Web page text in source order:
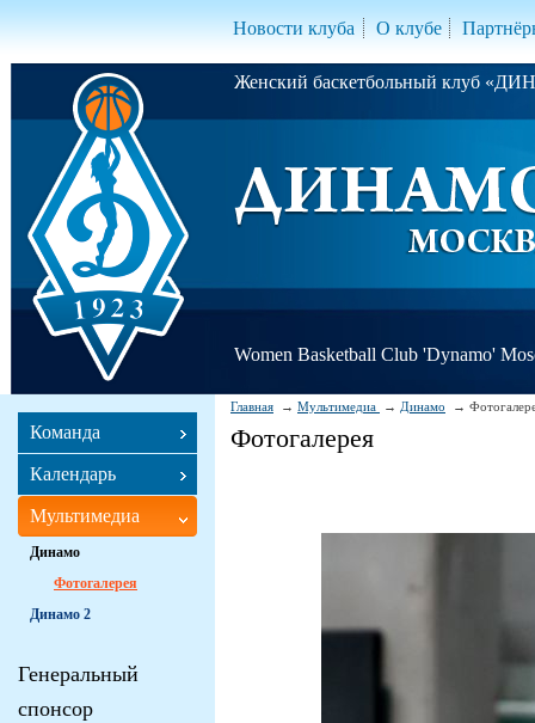
Новости клуба О клубе
Женский баскетбольный клуб
Women Basketball Club 'Dynamo'
Главная Мультимедиа Динамо
Фотогалерея
Команда
Календарь
Мультимедиа
Динамо
Фотогалерея
Динамо 2
Генеральный
спонсор